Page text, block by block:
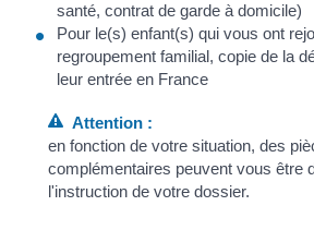
santé, contrat de garde à domicile)
Pour le(s) enfant(s) qui vous ont
regroupement familial, copie de la
leur entrée en France
Attention :
en fonction de votre situation, des
complémentaires peuvent vous être
l'instruction de votre dossier.